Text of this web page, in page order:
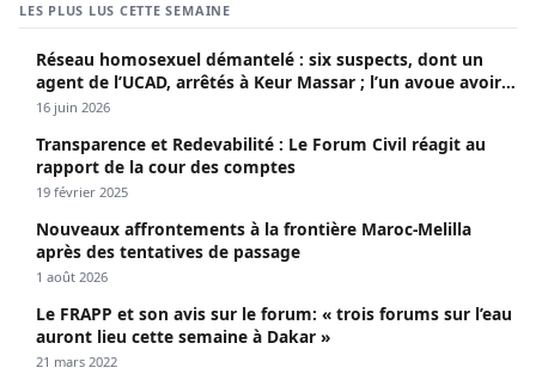
LES PLUS LUS CETTE SEMAINE
Réseau homosexuel démantelé : six suspects, dont un
agent de l’UCAD, arrêtés à Keur Massar ; l’un avoue avoir
propagé le VIH depuis 2018
16 juin 2026
Transparence et Redevabilité : Le Forum Civil réagit au
rapport de la cour des comptes
19 février 2025
Nouveaux affrontements à la frontière Maroc-Melilla
après des tentatives de passage
1 août 2026
Le FRAPP et son avis sur le forum: « trois forums sur l’eau
auront lieu cette semaine à Dakar »
21 mars 2022